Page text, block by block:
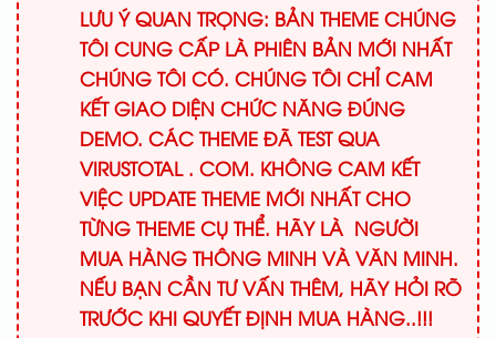
LƯU Ý QUAN TRỌNG: BẢN THEME CHÚNG
TÔI CUNG CẤP LÀ PHIÊN BẢN MỚI NHẤT
CHÚNG TÔI CÓ. CHÚNG TÔI CHỈ CAM
KẾT GIAO DIỆN CHỨC NĂNG ĐÚNG
DEMO. CÁC THEME ĐÃ TEST QUA
VIRUSTOTAL . COM. KHÔNG CAM KẾT
VIỆC UPDATE THEME MỚI NHẤT CHO
TỪNG THEME CỤ THỂ. HÃY LÀ NGƯỜI
MUA HÀNG THÔNG MINH VÀ VĂN MINH.
NẾU BẠN CẦN TƯ VẤN THÊM, HÃY HỎI RÕ
TRƯỚC KHI QUYẾT ĐỊNH MUA HÀNG..!!!